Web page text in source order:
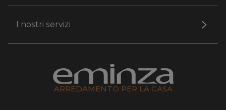
I nostri servizi
ARREDAMENTO PER LA CASA